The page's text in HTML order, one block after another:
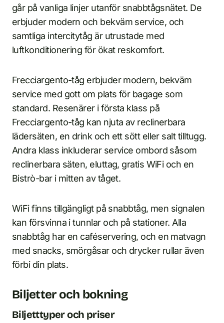
går på vanliga linjer utanför snabbtågsnätet. De
erbjuder modern och bekväm service, och
samtliga intercitytåg är utrustade med
luftkonditionering för ökat reskomfort.
Frecciargento-tåg erbjuder modern, bekväm
service med gott om plats för bagage som
standard. Resenärer i första klass på
Frecciargento-tåg kan njuta av reclinerbara
lädersäten, en drink och ett sött eller salt tilltugg.
Andra klass inkluderar service ombord såsom
reclinerbara säten, eluttag, gratis WiFi och en
Bistrò-bar i mitten av tåget.
WiFi finns tillgängligt på snabbtåg, men signalen
kan försvinna i tunnlar och på stationer. Alla
snabbtåg har en caféservering, och en matvagn
med snacks, smörgåsar och drycker rullar även
förbi din plats.
Biljetter och bokning
Biljetttyper och priser